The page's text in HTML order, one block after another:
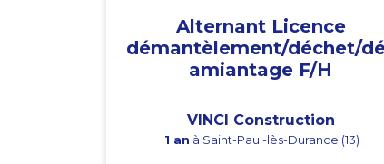
Alternant Licence
démantèlement/déchet/
amiantage F/H
VINCI Construction
1 an à Saint-Paul-lès-Durance (13)